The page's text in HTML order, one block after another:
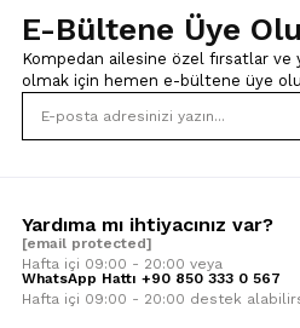
E-Bültene Üye
Kompedan ailesine özel fırsatlar
olmak için hemen e-bültene üye
Yardıma mı ihtiyacınız var?
[email protected]
Hafta içi 09:00 - 20:00 veya
WhatsApp Hattı +90 850 333 0 567
Hafta içi 09:00 - 20:00 destek